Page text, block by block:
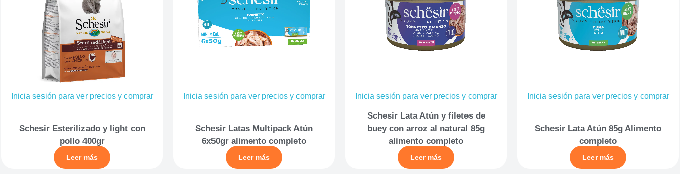
Inicia sesión para ver precios y comprar
Schesir Esterilizado y light con
pollo 400gr
Leer más
Inicia sesión para ver precios y comprar
Schesir Latas Multipack Atún
6x50gr alimento completo
Leer más
Inicia sesión para ver precios y comprar
Schesir Lata Atún y filetes de
buey con arroz al natural 85g
alimento completo
Leer más
Inicia sesión para ver precios y comprar
Schesir Lata Atún 85g Alimento
completo
Leer más